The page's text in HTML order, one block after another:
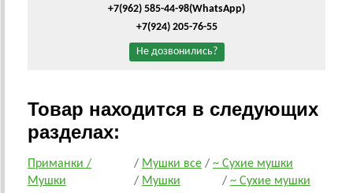
+7(962) 585-44-98(WhatsApp)
+7(924) 205-76-55
Не дозвонились?
Товар находится в следующих
разделах:
Приманки /
Мушки
/ Мушки все / ~ Сухие мушки
/ Мушки
/ ~ Сухие мушки